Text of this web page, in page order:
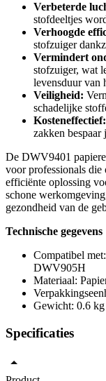
Verbeterde
stofdeeltjes
Verhoogde
stofzuiger
Vermindert
stofzuiger, wat
levensduur van
Veiligheid:
schadelijke
Kosteneffectief:
zakken bespaar
De DWV9401
voor professionals die
efficiënte oplossing
schone
gezondheid van de
Technische gegevens
Compatibel
DWV905H
Materiaal:
Gewicht: 0.6 kg
Specificaties